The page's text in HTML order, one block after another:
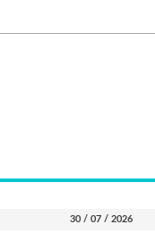
30 / 07 / 2026